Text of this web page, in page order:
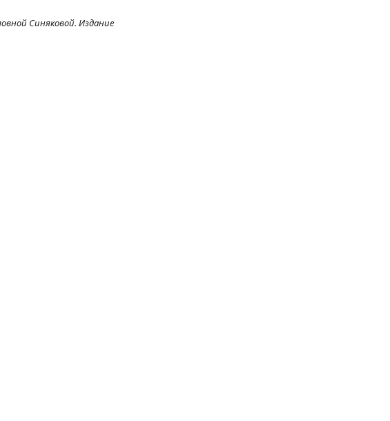
Синяковой. Издание